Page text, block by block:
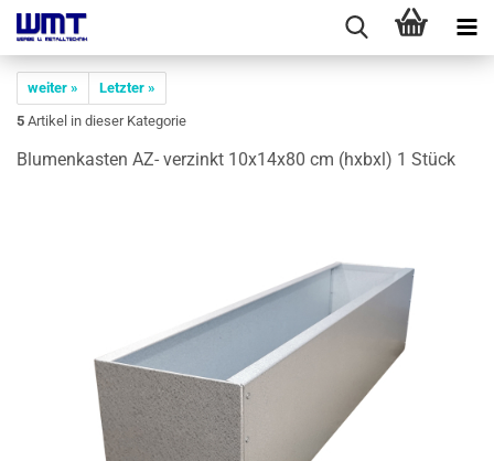
weiter »
Letzter »
5 Artikel in dieser Kategorie
Blu­men­kas­ten AZ- ver­zinkt 10x14x80 cm (hxbxl) 1 Stück